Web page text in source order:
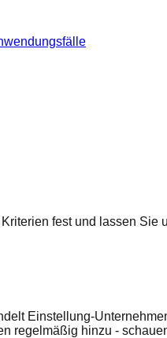
fest und lassen
Einstellung-
regelmäßig hinzu -